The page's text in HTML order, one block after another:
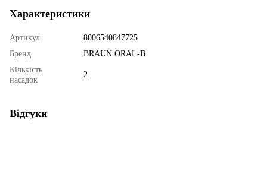
Характеристики
Артикул
8006540847725
Бренд
BRAUN ORAL-B
Кількість
насадок
2
Відгуки